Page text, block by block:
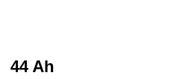
44 Ah